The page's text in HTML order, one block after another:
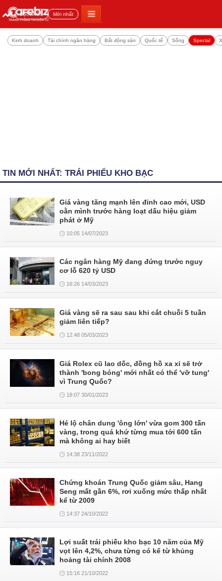
Đọc nhiều Mới nhất
Kinh doanh Tài chính ngân hàng Bất động sản Quốc tế Sống Special
TIN MỚI NHẤT: TRÁI PHIẾU KHO BẠC
Giá vàng tăng mạnh lên đỉnh cao mới, USD
oằn mình trước hàng loạt dấu hiệu giảm
phát ở Mỹ
10:05 14/07/2023
Các ngân hàng Mỹ đang đứng trước nguy
cơ lỗ 620 tỷ USD
16:26 14/03/2023
Giá vàng sẽ ra sau sau khi cắt chuỗi 5 tuần
giảm liên tiếp?
12:48 05/03/2023
Giá Rolex cũ lao dốc, đồng hồ xa xỉ sẽ trở
thành 'bong bóng' mới nhất có thể 'vỡ tung'
vì Trung Quốc?
18:07 30/01/2023
Hé lộ chân dung 'ông lớn' vừa gom 300 tấn
vàng, trong quá khứ từng mua tới 600 tấn
mà không ai hay biết
14:38 23/11/2022
Chứng khoán Trung Quốc giảm sâu, Hang
Seng mất gần 6%, rơi xuống mức thấp nhất
kể từ 2009
14:37 24/10/2022
Lợi suất trái phiếu kho bạc 10 năm của Mỹ
vọt lên 4,2%, chưa từng có kể từ khủng
hoảng tài chính 2008
15:16 21/10/2022